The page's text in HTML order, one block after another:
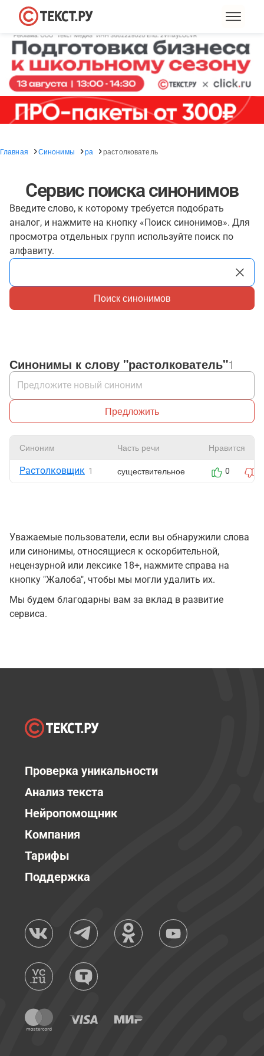
Главная Синонимы ра растолкователь
Сервис поиска синонимов
Введите слово, к которому требуется подобрать
аналог, и нажмите на кнопку «Поиск синонимов». Для
просмотра отдельных групп используйте поиск по
алфавиту.
Поиск синонимов
Синонимы к слову "растолкователь"1
Предложить
Синоним Часть речи Нравится
Растолковщик 1 существительное 0
Уважаемые пользователи, если вы обнаружили слова
или синонимы, относящиеся к оскорбительной,
нецензурной или лексике 18+, нажмите справа на
кнопку "Жалоба", чтобы мы могли удалить их.
Мы будем благодарны вам за вклад в развитие
сервиса.
Проверка уникальности
Анализ текста
Нейропомощник
Компания
Тарифы
Поддержка